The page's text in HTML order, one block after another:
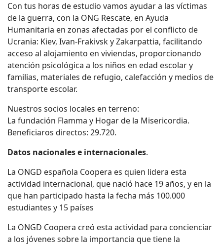
Con tus horas de estudio vamos ayudar a las víctimas
de la guerra, con la ONG Rescate, en Ayuda
Humanitaria en zonas afectadas por el conflicto de
Ucrania: Kiev, Ivan-Frakivsk y Zakarpattia, facilitando
acceso al alojamiento en viviendas, proporcionando
atención psicológica a los niños en edad escolar y
familias, materiales de refugio, calefacción y medios de
transporte escolar.
Nuestros socios locales en terreno:
La fundación Flamma y Hogar de la Misericordia.
Beneficiaros directos: 29.720.
Datos nacionales e internacionales.
La ONGD española Coopera es quien lidera esta
actividad internacional, que nació hace 19 años, y en la
que han participado hasta la fecha más 100.000
estudiantes y 15 países
La ONGD Coopera creó esta actividad para concienciar
a los jóvenes sobre la importancia que tiene la